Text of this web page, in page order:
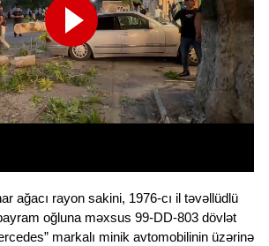
ağacı rayon sakini, 1976-cı il təvəllüdlü
oğluna məxsus 99-DD-803 dövlət
markalı minik avtomobilinin üzərinə